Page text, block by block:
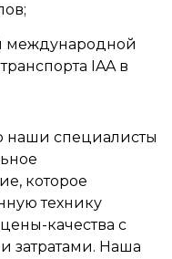
международной
IAA в
наши специалисты
которое
технику
качества с
Наша